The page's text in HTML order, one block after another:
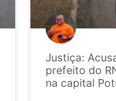
Justiça:
prefeito do
na capital